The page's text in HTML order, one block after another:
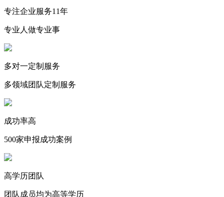
专注企业服务11年
专业人做专业事
多对一定制服务
多领域团队定制服务
成功率高
500家申报成功案例
高学历团队
团队成员均为高等学历